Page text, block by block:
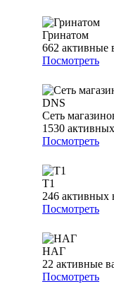
Гринатом
662 активные
Посмотреть
Сеть
1530
Посмотреть
Т1
246 активных
Посмотреть
НАГ
22 активные
Посмотреть